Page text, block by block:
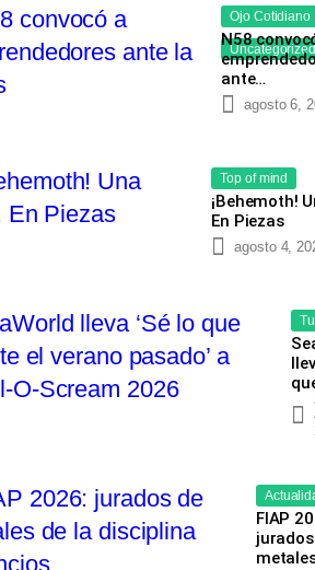
Ojo Cotidiano
Uncategorized
N58
ante…
agosto 6,
Top of mind
¡Behemoth!
En Piezas
agosto 4,
FIAP